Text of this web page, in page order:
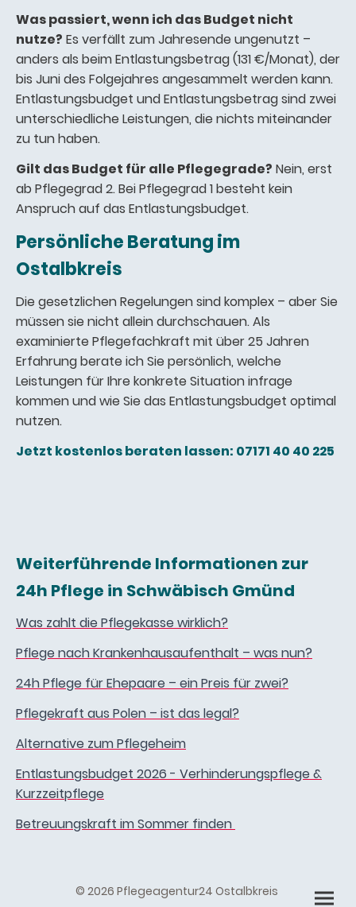
Was passiert, wenn ich das Budget nicht
nutze? Es verfällt zum Jahresende ungenutzt –
anders als beim Entlastungsbetrag (131 €/Monat), der
bis Juni des Folgejahres angesammelt werden kann.
Entlastungsbudget und Entlastungsbetrag sind zwei
unterschiedliche Leistungen, die nichts miteinander
zu tun haben.
Gilt das Budget für alle Pflegegrade? Nein, erst
ab Pflegegrad 2. Bei Pflegegrad 1 besteht kein
Anspruch auf das Entlastungsbudget.
Persönliche Beratung im
Ostalbkreis
Die gesetzlichen Regelungen sind komplex – aber Sie
müssen sie nicht allein durchschauen. Als
examinierte Pflegefachkraft mit über 25 Jahren
Erfahrung berate ich Sie persönlich, welche
Leistungen für Ihre konkrete Situation infrage
kommen und wie Sie das Entlastungsbudget optimal
nutzen.
Jetzt kostenlos beraten lassen: 07171 40 40 225
Weiterführende Informationen zur
24h Pflege in Schwäbisch Gmünd
Was zahlt die Pflegekasse wirklich?
Pflege nach Krankenhausaufenthalt – was nun?
24h Pflege für Ehepaare – ein Preis für zwei?
Pflegekraft aus Polen – ist das legal?
Alternative zum Pflegeheim
Entlastungsbudget 2026 - Verhinderungspflege &
Kurzzeitpflege
Betreuungskraft im Sommer finden
© 2026 Pflegeagentur24 Ostalbkreis